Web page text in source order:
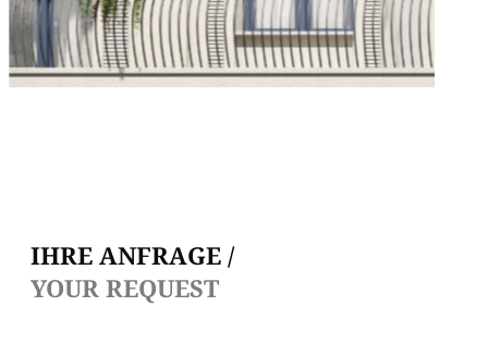
IHRE ANFRAGE /
YOUR REQUEST